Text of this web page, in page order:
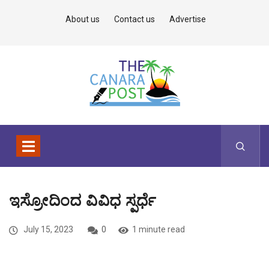
About us Contact us Advertise
ಇಸ್ರೋದಿಂದ ವಿವಿಧ ಸ್ಪರ್ಧೆ
July 15, 2023 0 1 minute read